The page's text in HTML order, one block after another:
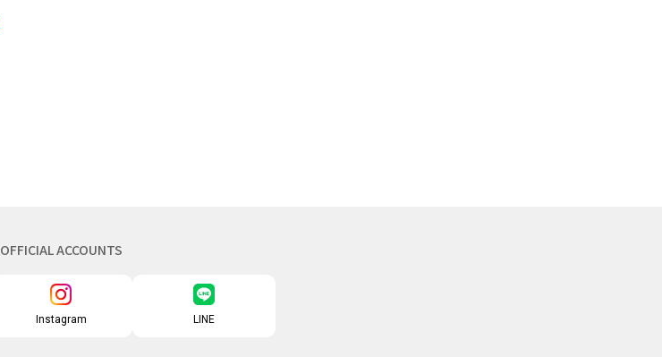
OFFICIAL ACCOUNTS
Instagram LINE